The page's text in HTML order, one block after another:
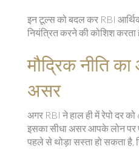
इन टूल्स को बदल कर RBI
नियंत्रित करने की कोशिश करता
मौद्रिक नीति
असर
अगर RBI ने हाल ही में रेपो दर
इसका सीधा असर आपके लोन पर
पहले से थोड़ा सस्ता हो सकता